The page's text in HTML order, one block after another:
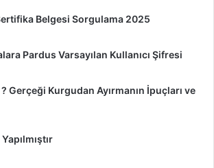
Belgesi Sorgulama 2025
Pardus Varsayılan Kullanıcı Şifresi
Gerçeği Kurgudan Ayırmanın İpuçları ve